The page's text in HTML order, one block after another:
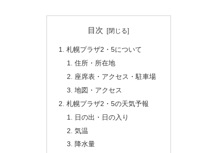
目次
札幌プラザ2・5について
住所・所在地
座席表・アクセス・駐車場
地図・アクセス
札幌プラザ2・5の天気予報
日の出・日の入り
気温
降水量